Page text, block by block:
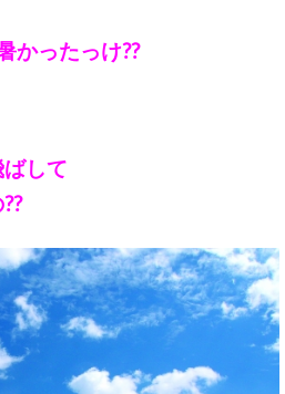
かったっけ??
して